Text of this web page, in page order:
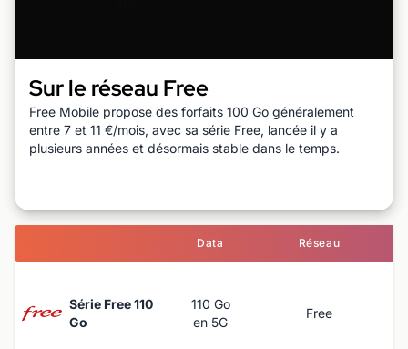
Sur le réseau Free
Free Mobile propose des forfaits 100 Go généralement
entre 7 et 11 €/mois, avec sa série Free, lancée il y a
plusieurs années et désormais stable dans le temps.
Data Réseau
Série Free 110
Go
110 Go
en 5G
Free